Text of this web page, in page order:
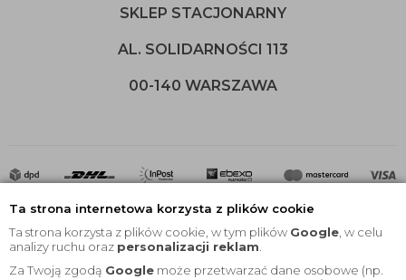
Ta strona internetowa korzysta z plików cookie
Ta strona korzysta z plików cookie, w tym plików Google , w celu
analizy ruchu oraz personalizacji reklam
Za Twoją zgodą Google może przetwarzać dane osobowe (np.
SKLEP STACJONARNY
AL. SOLIDARNOŚCI 113
00-140 WARSZAWA